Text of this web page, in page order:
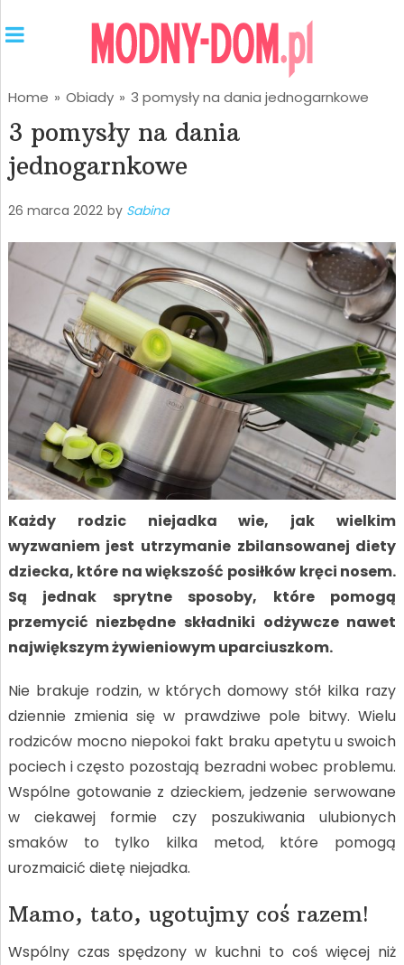
Home » Obiady » 3 pomysły na dania jednogarnkowe
3 pomysły na dania
jednogarnkowe
26 marca 2022 by Sabina
Każdy rodzic niejadka wie, jak wielkim
wyzwaniem jest utrzymanie zbilansowanej diety
dziecka, które na większość posiłków kręci nosem.
Są jednak sprytne sposoby, które pomogą
przemycić niezbędne składniki odżywcze nawet
największym żywieniowym uparciuszkom.
Nie brakuje rodzin, w których domowy stół kilka razy
dziennie zmienia się w prawdziwe pole bitwy. Wielu
rodziców mocno niepokoi fakt braku apetytu u swoich
pociech i często pozostają bezradni wobec problemu.
Wspólne gotowanie z dzieckiem, jedzenie serwowane
w ciekawej formie czy poszukiwania ulubionych
smaków to tylko kilka metod, które pomogą
urozmaicić dietę niejadka.
Mamo, tato, ugotujmy coś razem!
Wspólny czas spędzony w kuchni to coś więcej niż